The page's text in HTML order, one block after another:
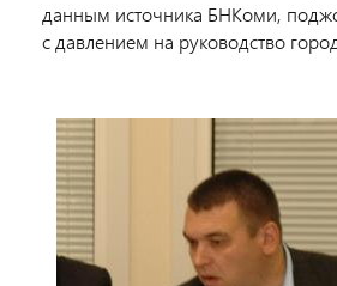
данным источника БНКоми,
с давлением на руководство